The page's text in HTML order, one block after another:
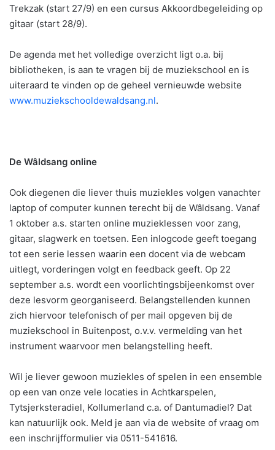
Trekzak (start 27/9) en een cursus Akkoordbegeleiding op
gitaar (start 28/9).
De agenda met het volledige overzicht ligt o.a. bij
bibliotheken, is aan te vragen bij de muziekschool en is
uiteraard te vinden op de geheel vernieuwde website
www.muziekschooldewaldsang.nl.
De Wâldsang online
Ook diegenen die liever thuis muziekles volgen vanachter
laptop of computer kunnen terecht bij de Wâldsang. Vanaf
1 oktober a.s. starten online muzieklessen voor zang,
gitaar, slagwerk en toetsen. Een inlogcode geeft toegang
tot een serie lessen waarin een docent via de webcam
uitlegt, vorderingen volgt en feedback geeft. Op 22
september a.s. wordt een voorlichtingsbijeenkomst over
deze lesvorm georganiseerd. Belangstellenden kunnen
zich hiervoor telefonisch of per mail opgeven bij de
muziekschool in Buitenpost, o.v.v. vermelding van het
instrument waarvoor men belangstelling heeft.
Wil je liever gewoon muziekles of spelen in een ensemble
op een van onze vele locaties in Achtkarspelen,
Tytsjerksteradiel, Kollumerland c.a. of Dantumadiel? Dat
kan natuurlijk ook. Meld je aan via de website of vraag om
een inschrijfformulier via 0511-541616.